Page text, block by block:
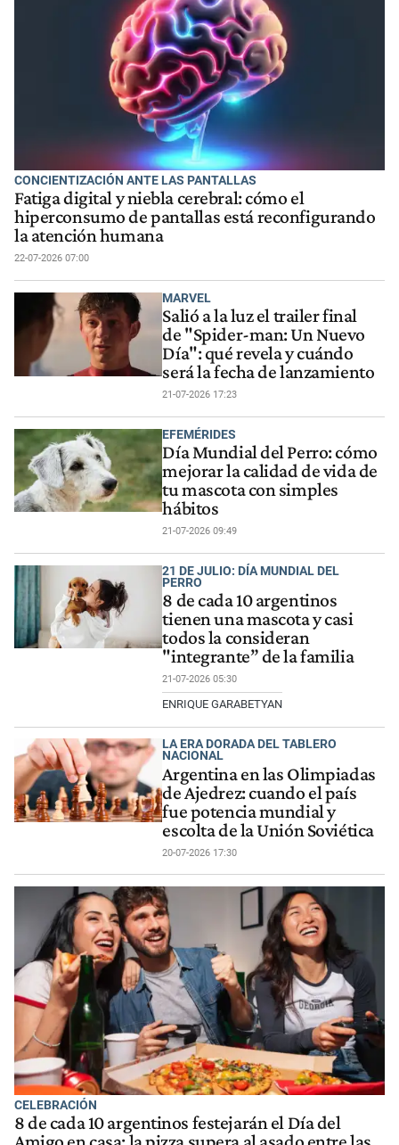
CONCIENTIZACIÓN ANTE LAS PANTALLAS
Fatiga digital y niebla cerebral: cómo el
hiperconsumo de pantallas está reconfigurando
la atención humana
22-07-2026 07:00
MARVEL
Salió a la luz el trailer final
de "Spider-man: Un Nuevo
Día": qué revela y cuándo
será la fecha de lanzamiento
21-07-2026 17:23
EFEMÉRIDES
Día Mundial del Perro: cómo
mejorar la calidad de vida de
tu mascota con simples
hábitos
21-07-2026 09:49
21 DE JULIO: DÍA MUNDIAL DEL
PERRO
8 de cada 10 argentinos
tienen una mascota y casi
todos la consideran
"integrante” de la familia
21-07-2026 05:30
ENRIQUE GARABETYAN
LA ERA DORADA DEL TABLERO
NACIONAL
Argentina en las Olimpiadas
de Ajedrez: cuando el país
fue potencia mundial y
escolta de la Unión Soviética
20-07-2026 17:30
CELEBRACIÓN
8 de cada 10 argentinos festejarán el Día del